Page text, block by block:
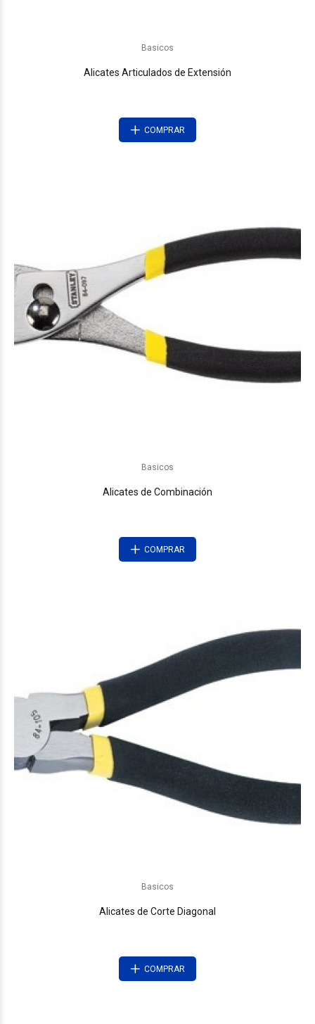
Basicos
Alicates Articulados de Extensión
COMPRAR
Basicos
Alicates de Combinación
COMPRAR
Basicos
Alicates de Corte Diagonal
COMPRAR